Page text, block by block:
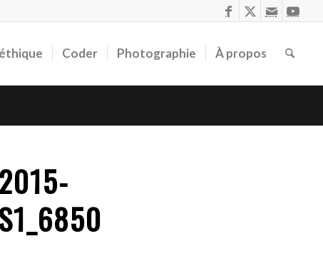
Coder Photographie À propos